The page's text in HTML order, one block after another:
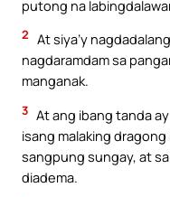
putong na
2 At siya’y
nagdaramdam sa
manganak.
3 At ang ibang tanda
isang malaking
sangpung sungay, at
diadema.